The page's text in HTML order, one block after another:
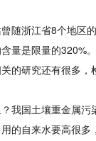
随浙江省8个地区
量是限量的320%
的研究还有很多，
我国土壤重金属
的自来水要高很